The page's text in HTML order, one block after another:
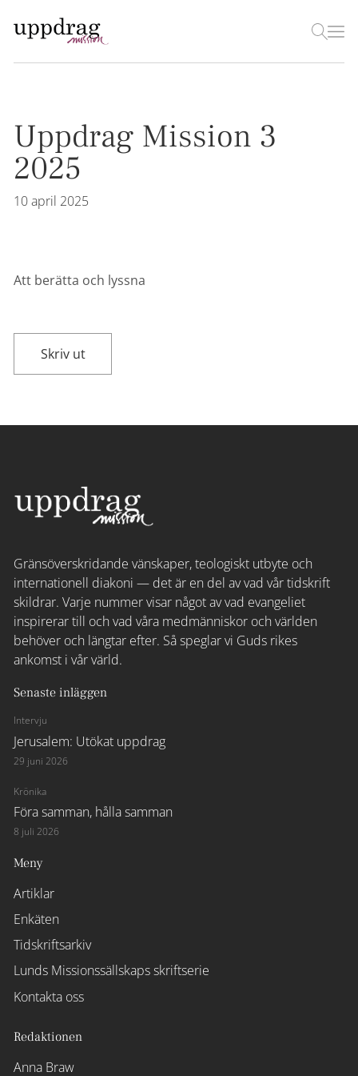
Uppdrag Mission 3
2025
10 april 2025
Att berätta och lyssna
Skriv ut
Gränsöverskridande vänskaper, teologiskt utbyte och
internationell diakoni — det är en del av vad vår tidskrift
skildrar. Varje nummer visar något av vad evangeliet
inspirerar till och vad våra medmänniskor och världen
behöver och längtar efter. Så speglar vi Guds rikes
ankomst i vår värld.
Senaste inläggen
Intervju
Jerusalem: Utökat uppdrag
29 juni 2026
Krönika
Föra samman, hålla samman
8 juli 2026
Meny
Artiklar
Enkäten
Tidskriftsarkiv
Lunds Missionssällskaps skriftserie
Kontakta oss
Redaktionen
Anna Braw